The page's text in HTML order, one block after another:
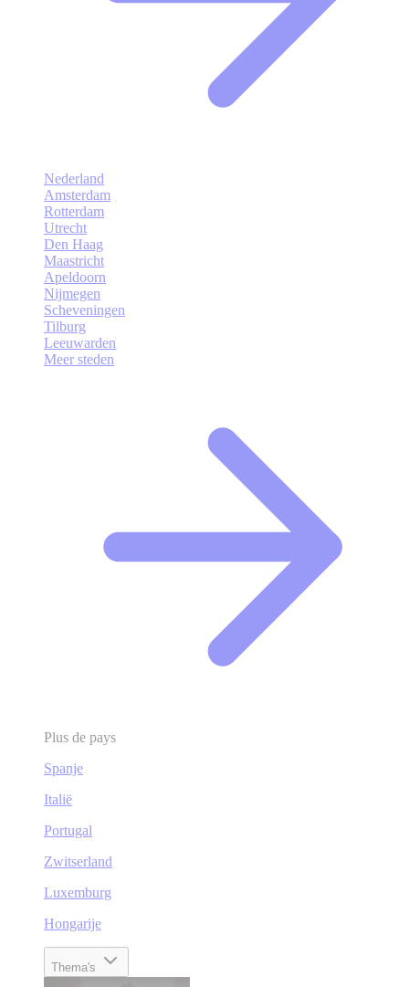
Nederland
Amsterdam
Rotterdam
Utrecht
Den Haag
Maastricht
Apeldoorn
Nijmegen
Scheveningen
Tilburg
Leeuwarden
Meer steden
Plus de pays
Spanje
Italië
Portugal
Zwitserland
Luxemburg
Hongarije
Thema's